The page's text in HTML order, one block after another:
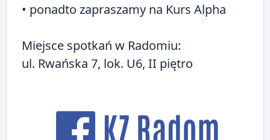
• ponadto zapraszamy na Kurs Alpha
Miejsce spotkań w Radomiu:
ul. Rwańska 7, lok. U6, II piętro